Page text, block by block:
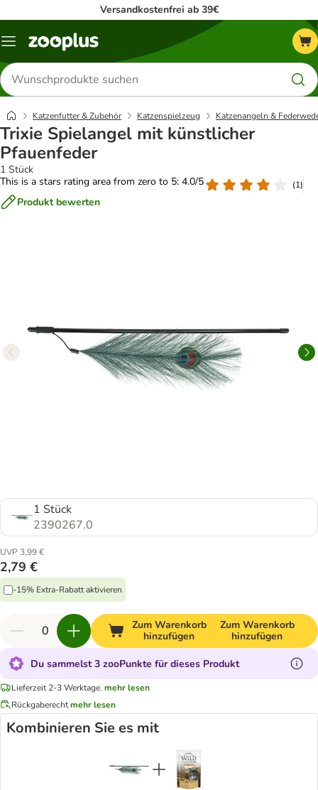
Versandkostenfrei ab 39€
Menü
Produkte
suchen
Katzenfutter & Zubehör Katzenspielzeug Katzenangeln &
Trixie Spielangel mit künstlicher
Pfauenfeder
1 Stück
This is a stars rating area from zero to 5: 4.0/5
(1)
Produkt bewerten
1 Stück
2390267.0
UVP 3,99 €
2,79 €
-15% Extra-Rabatt aktivieren
Zum Warenkorb
hinzufügen
Zum Warenkorb
hinzufügen
Du sammelst 3 zooPunkte für dieses Produkt
Lieferzeit 2-3 Werktage. mehr lesen
Rückgaberechtmehr lesen
Kombinieren Sie es mit